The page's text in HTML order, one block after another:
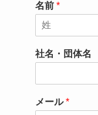
名前*
社名・団体名
メール*